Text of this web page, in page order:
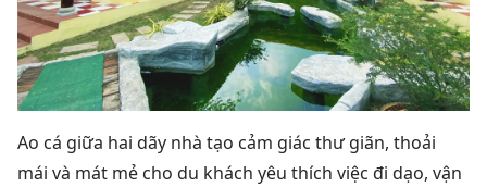
Ao cá giữa hai dãy nhà tạo cảm giác thư giãn, thoải
mái và mát mẻ cho du khách yêu thích việc đi dạo, vận